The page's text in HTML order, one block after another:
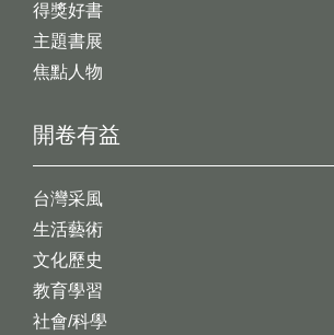
開卷有益
台灣采風
生活藝術
文化歷史
教育學習
社會/科學
得獎好書
主題書展
焦點人物